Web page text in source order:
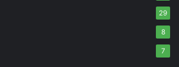
29
8
7